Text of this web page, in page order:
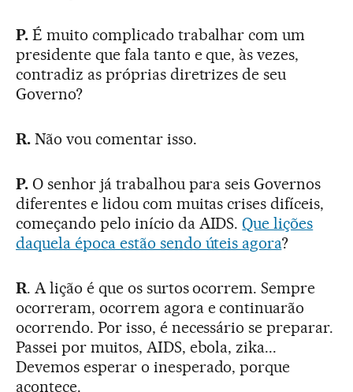
P. É muito complicado trabalhar com um
presidente que fala tanto e que, às vezes,
contradiz as próprias diretrizes de seu
Governo?
R.Não vou comentar isso.
P.O senhor já trabalhou para seis Governos
diferentes e lidou com muitas crises difíceis,
começando pelo início da AIDS.Que lições
daquela época estão sendo úteis agora?
R. A lição é que os surtos ocorrem. Sempre
ocorreram, ocorrem agora e continuarão
ocorrendo. Por isso, é necessário se preparar.
Passei por muitos, AIDS, ebola, zika...
Devemos esperar o inesperado, porque
acontece.